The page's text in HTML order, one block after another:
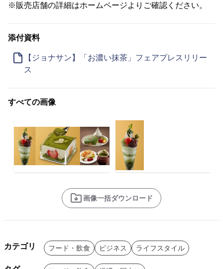
※販売店舗の詳細はホームページよりご確認ください。
添付資料
【ジョナサン】「お濃い抹茶」フェアプレスリリー
ス
すべての画像
画像一括ダウンロード
カテゴリ フード・飲食 ビジネス ライフスタイル